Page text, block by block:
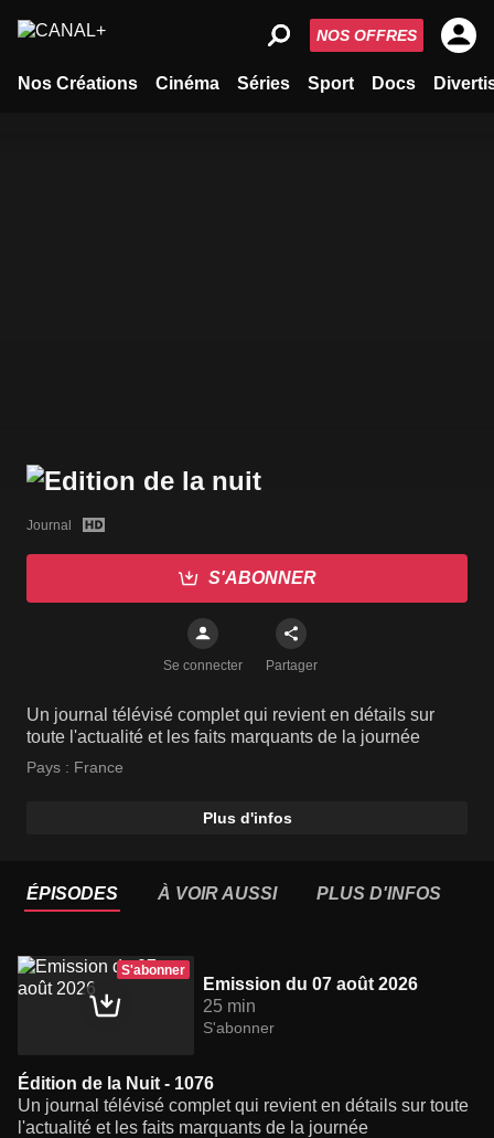
Nos Créations Cinéma Séries Sport Docs
NOS OFFRES
Journal
S'ABONNER
Se connecter Partager
Un journal télévisé complet qui revient en détails sur
toute l'actualité et les faits marquants de la journée
Pays : France
Plus d'infos
ÉPISODES À VOIR AUSSI PLUS D'INFOS
S'abonner
Emission du 07 août 2026
25 min
S'abonner
Édition de la Nuit - 1076
Un journal télévisé complet qui revient en détails sur toute
l'actualité et les faits marquants de la journée